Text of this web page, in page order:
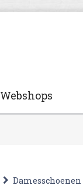
Webshops
Damesschoenen